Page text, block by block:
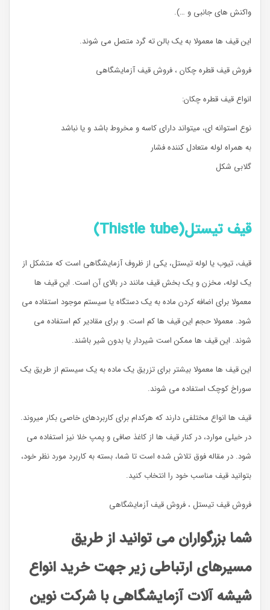
واکنش های جانبی و …).
این قیف ها معمولا به یک بالن ته گرد متصل می شوند.
فروش قیف قطره چکان ، فروش قیف آزمایشگاهی
انواع قیف قطره چکان:
نوع استوانه ای، میتواند دارای کاسه و مخروط باشد و یا نباشد
به همراه لوله متعادل کننده فشار
گلابی شکل
قیف تیستل(Thistle tube)
قیف، تیوب یا لوله تیستل، یکی از ظروف آزمایشگاهی است که متشکل از
یک لوله، مخزن و یک بخش قیف مانند در بالای آن است. این قیف ها
معمولا برای اضافه کردن ماده به یک دستگاه یا سیستم موجود استفاده می
شود. معمولا حجم این قیف ها کم است. و برای مقادیر کم استفاده می
شوند. این قیف ها ممکن است شیردار یا بدون شیر باشند.
این قیف ها معمولا بیشتر برای تزریق یک ماده به یک سیستم از طریق یک
سوراخ کوچک استفاده می شوند.
قیف ها انواع مختلفی دارند که هرکدام برای کاربردهای خاصی بکار میروند.
در خیلی موارد، در کنار قیف ها از کاغذ صافی و پمپ خلا نیز استفاده می
شود. در مقاله فوق تلاش شده است تا شما، بسته به کاربرد مورد نظر خود،
بتوانید قیف مناسب خود را انتخاب کنید.
فروش قیف تیستل ، فروش قیف آزمایشگاهی
شما بزرگواران می توانید از طریق
مسیرهای ارتباطی زیر جهت خرید انواع
شیشه آلات آزمایشگاهی با شرکت نوین